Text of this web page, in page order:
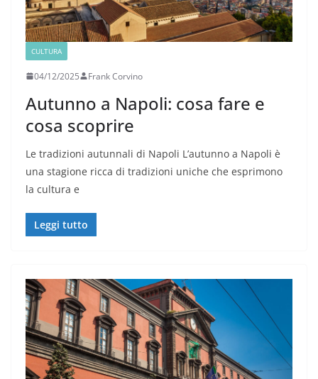
CULTURA
04/12/2025 Frank Corvino
Autunno a Napoli: cosa fare e
cosa scoprire
Le tradizioni autunnali di Napoli L’autunno a Napoli è
una stagione ricca di tradizioni uniche che esprimono
la cultura e
Leggi tutto